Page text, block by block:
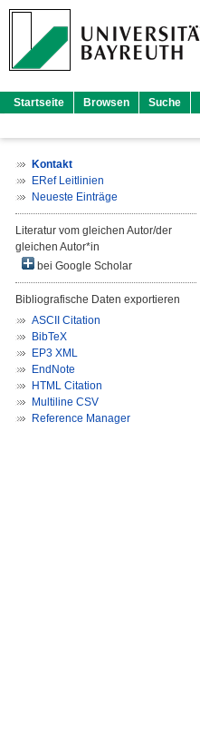
Startseite Browsen Suche
Kontakt
ERef Leitlinien
Neueste Einträge
Literatur vom gleichen Autor/der
gleichen Autor*in
bei Google Scholar
Bibliografische Daten exportieren
ASCII Citation
BibTeX
EP3 XML
EndNote
HTML Citation
Multiline CSV
Reference Manager